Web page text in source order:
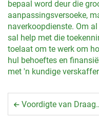
bepaal word deur die
aanpassingsversoeke,
naverkoopdienste. Om
sal help met die
toelaat om te werk om
hul behoeftes en
met 'n kundige
Voordigte van Draagbare Huis in 'n Houer